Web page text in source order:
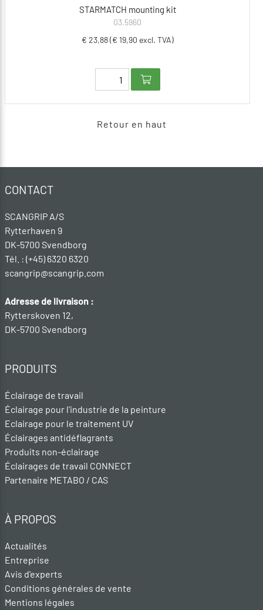
STARMATCH mounting kit
03.5960
€ 23,88 (€ 19,90 excl. TVA)
Retour en haut
CONTACT
SCANGRIP A/S
Rytterhaven 9
DK-5700 Svendborg
Tél. : (+45) 6320 6320
scangrip@scangrip.com
Adresse de livraison :
Rytterskoven 12,
DK-5700 Svendborg
PRODUITS
Éclairage de travail
Éclairage pour l'industrie de la peinture
Eclairage pour le traitement UV
Éclairages antidéflagrants
Produits non-éclairage
Éclairages de travail CONNECT
Partenaire METABO / CAS
À PROPOS
Actualités
Entreprise
Avis d'experts
Conditions générales de vente
Mentions légales